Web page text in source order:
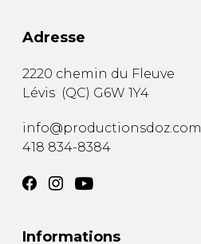
Adresse
2220 chemin du Fleuve
Lévis (QC) G6W 1Y4
info@productionsdoz.com
418 834-8384
Informations